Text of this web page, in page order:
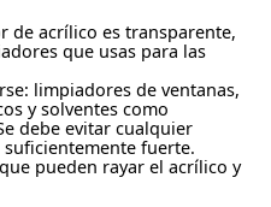
de acrílico es transparente,
que usas para las
limpiadores de ventanas,
y solventes como
debe evitar cualquier
fuerte.
pueden rayar el acrílico y